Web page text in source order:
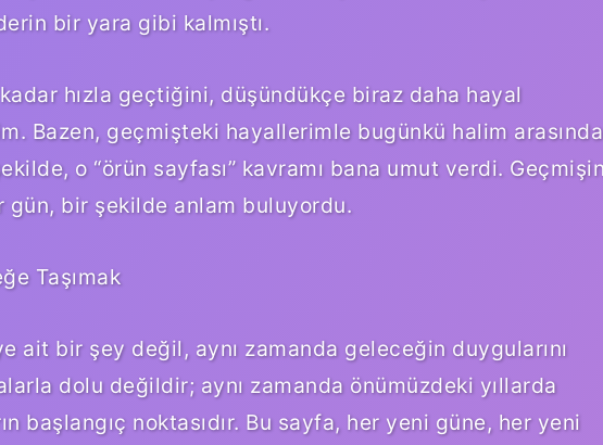
bir yara gibi kalmıştı.
hızla geçtiğini, düşündükçe biraz daha hayal
Bazen, geçmişteki hayallerimle bugünkü halim arasında
o “örün sayfası” kavramı bana umut verdi.
gün, bir şekilde anlam buluyordu.
Taşımak
ait bir şey değil, aynı zamanda geleceğin duygularını
dolu değildir; aynı zamanda önümüzdeki yıllarda
başlangıç noktasıdır. Bu sayfa, her yeni güne, her yeni